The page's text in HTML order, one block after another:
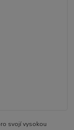
svojí vysokou